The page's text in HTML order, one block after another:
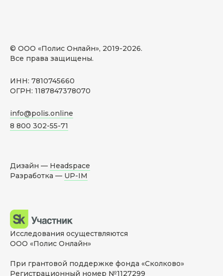
© ООО «Полис Онлайн», 2019-2026.
Все права защищены.
ИНН: 7810745660
ОГРН: 1187847378070
info@polis.online
8 800 302-55-71
Дизайн — Headspace
Разработка — UP-IM
Исследования осуществляются
ООО «Полис Онлайн»
При грантовой поддержке фонда «Сколково»
Регистрационный номер №1127299